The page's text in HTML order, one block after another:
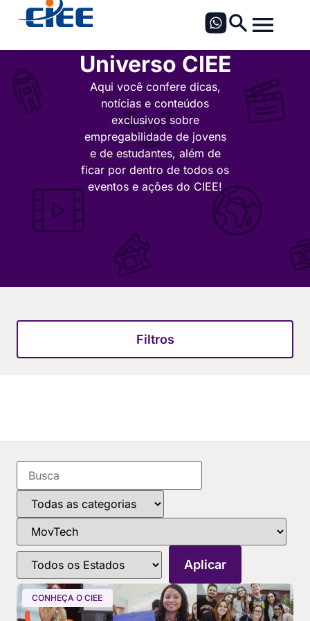
Universo CIEE
Aqui você confere dicas,
notícias e conteúdos
exclusivos sobre
empregabilidade de jovens
e de estudantes, além de
ficar por dentro de todos os
eventos e ações do CIEE!
Filtros
CONHEÇA O CIEE